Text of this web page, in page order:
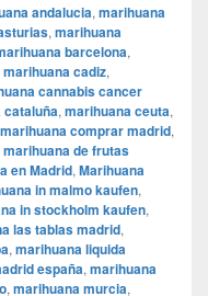
andalucia, marihuana
, marihuana
barcelona,
marihuana cadiz,
cannabis cancer
cataluña, marihuana ceuta,
marihuana comprar madrid,
marihuana de frutas
en Madrid, Marihuana
in malmo kaufen,
in stockholm kaufen,
las tablas madrid,
, marihuana liquida
españa, marihuana
, marihuana murcia,